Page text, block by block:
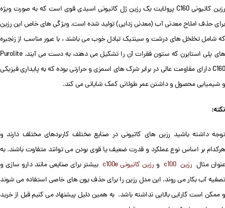
رزین کاتیونی C160 پرولایت یک رزین ژل کاتیونی اسیدی قوی است که به صورت ویژه
برای حذف املاح معدنی آب (معدنی زدایی) تولید شده است. ویژگی های خاص این رزین
که شامل تخلخل های درشت و سینتیک تبادل خوب می باشند ، با عبور مناسب از زنجیره
های پلی استایرن که ستون فقرات آن را تشکیل می دهند، به دست می آیند. Purolite
C160 دارای مقاومت عالی در برابر شرک های اسمزی و حرارتی بوده که به پایداری فیزیکی
و شیمیایی محصول و داشتن عمر طولانی کمک شایانی می کند.
نکته:
توجه داشته باشید رزین های کاتیونی در صنایع مختلف کاربردهای مختلف دارند و
هرکدام بر اساس نوع عملکرد و قدرت ضعیف یا قوی بودن می توانند متفاوت باشند. به
عنوان مثال رزین c100 و رزین کاتیونی c100e
بیشتر برای صنایعی مانند دارو سازی و
تصفیه آب بکار می روند. این مدل رزین را برای حذف یون های خاصی استفاده می شوند
و ممکن است کارایی بالایی نداشته باشد. به همین دلیل پیشنهاد می کنیم قبل از خرید